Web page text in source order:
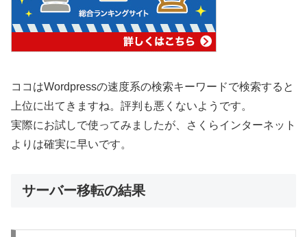
ココはWordpressの速度系の検索キーワードで検索すると
上位に出てきますね。評判も悪くないようです。
実際にお試しで使ってみましたが、さくらインターネット
よりは確実に早いです。
サーバー移転の結果